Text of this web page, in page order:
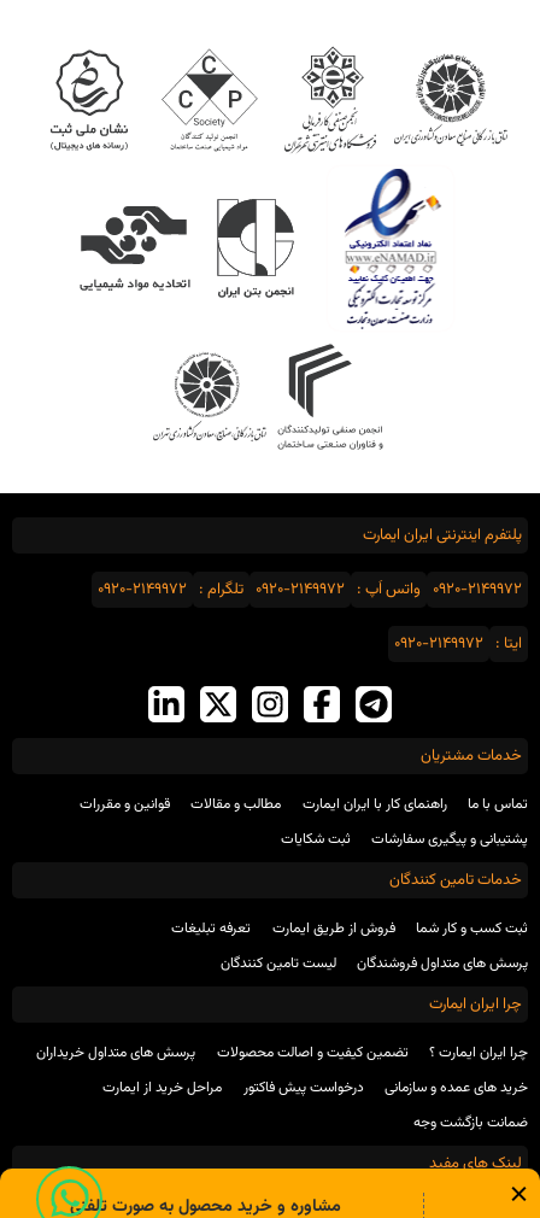
مشاوره و خرید محصول به صورت تلفنی
پلتفرم اینترنتی ایران ایمارت
0920-2149972 واتس اَپ : 0920-2149972 تلگرام : 0920-2149972
ایتا : 0920-2149972
خدمات مشتریان
تماس با ما راهنمای کار با ایران ایمارت مطالب و مقالات
قوانین و مقررات
پشتیبانی و پیگیری سفارشات
ثبت شکایات
خدمات تامین کنندگان
ثبت کسب و کار شما فروش از طریق ایمارت
تعرفه تبلیغات
پرسش های متداول فروشندگان
لیست تامین کنندگان
چرا ایران ایمارت
چرا ایران ایمارت ؟ تضمین کیفیت و اصالت محصولات
پرسش های متداول خریداران
خرید های عمده و سازمانی
درخواست پیش فاکتور
مراحل خرید از ایمارت
ضمانت بازگشت وجه
لینک های مفید
انجمن صنفی تولید کنندگان محصولات شیمیایی ساختمان انجمن بتن ایران